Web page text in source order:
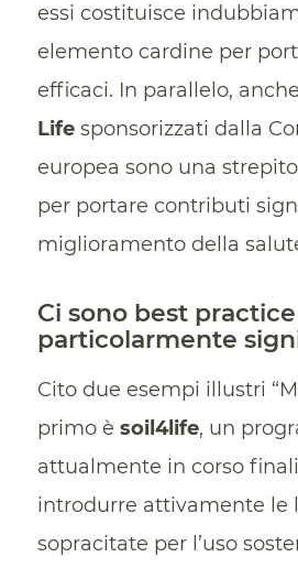
essi costituisce
elemento cardine per
efficaci. In parallelo,
Lifesponsorizzati dalla
europea sono una
per portare contributi
miglioramento della
Ci sono best practice
particolarmente
Cito due esempi illustri
primo è soil4life, un
attualmente in corso
introdurre attivamente le
sopracitate per l’uso